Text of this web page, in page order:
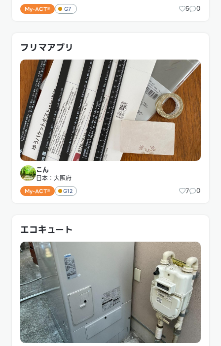
My-ACT® G7 5 0
フリマアプリ
こん
日本：大阪府
My-ACT® G12 7 0
エコキュート